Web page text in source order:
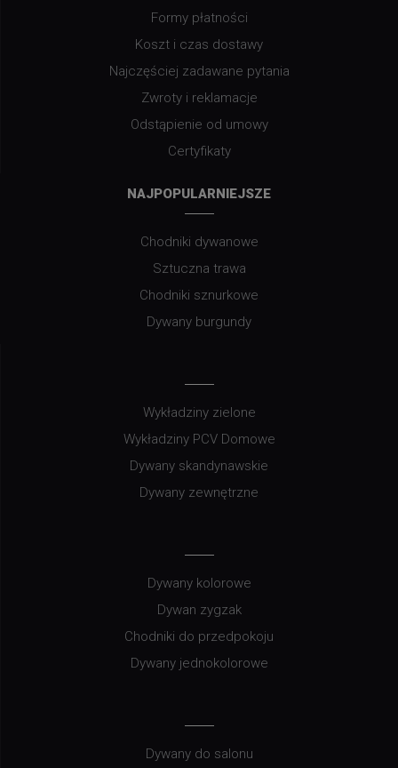
Formy płatności
Koszt i czas dostawy
Najczęściej zadawane pytania
Zwroty i reklamacje
Odstąpienie od umowy
Certyfikaty
NAJPOPULARNIEJSZE
Chodniki dywanowe
Sztuczna trawa
Chodniki sznurkowe
Dywany burgundy
Wykładziny zielone
Wykładziny PCV Domowe
Dywany skandynawskie
Dywany zewnętrzne
Dywany kolorowe
Dywan zygzak
Chodniki do przedpokoju
Dywany jednokolorowe
Dywany do salonu